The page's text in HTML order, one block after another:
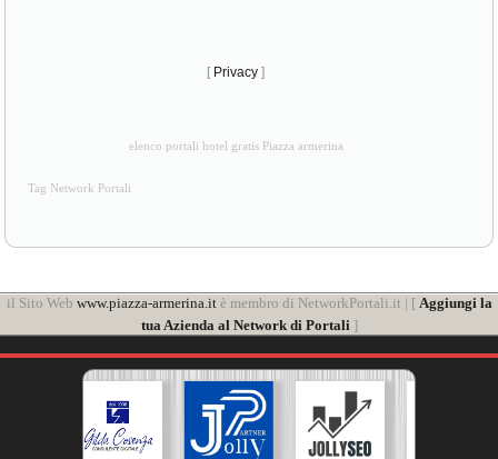
Web Product by Any Web
www.piazza-armerina.itè membro di NetworkPortali.it | [